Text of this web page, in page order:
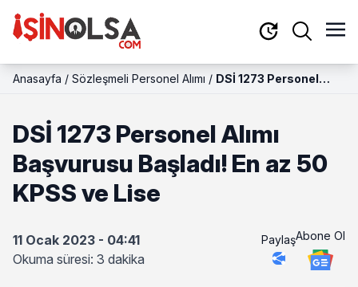
Anasayfa / Sözleşmeli Personel Alımı / DSİ 1273 Personel
KPSS ve Lise
DSİ 1273 Personel Alımı
Başvurusu Başladı! En az 50
KPSS ve Lise
11 Ocak 2023 - 04:41
Okuma süresi: 3 dakika
PaylaşAbone Ol